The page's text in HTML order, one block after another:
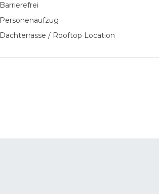
Barrierefrei
Personenaufzug
Dachterrasse / Rooftop Location